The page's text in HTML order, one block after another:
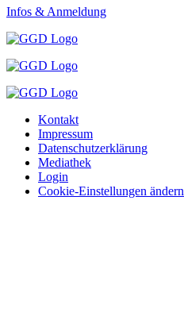
Infos & Anmeldung
Kontakt
Impressum
Datenschutzerklärung
Mediathek
Login
Cookie-Einstellungen ändern